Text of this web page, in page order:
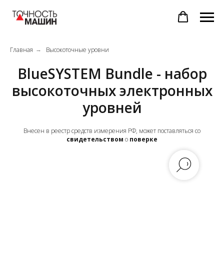
Главная → Высокоточные уровни
BlueSYSTEM Bundle - набор
высокоточных электронных
уровней
Внесен в реестр средств измерения РФ, может поставляться со
свидетельством о поверке